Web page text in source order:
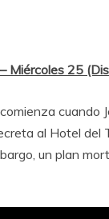
Miércoles 25
cuando
al Hotel del
un plan